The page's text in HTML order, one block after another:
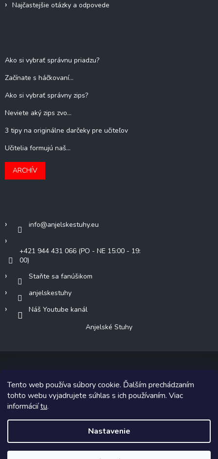
Tento web používa súbory cookie. Ďalším prechádzaním
tohto webu vyjadrujete súhlas s ich používaním. Viac
informáciítu.
Nastavenie
Najčastejšie otázky a odpovede
Ako si vybrať správnu priadzu?
Začínate s háčkovaní...
Ako si vybrať správny zips?
Neviete aký zips zvo...
3 tipy na originálne darčeky pre učiteľov
Učitelia formujú naš...
ARCHÍV
info@anjelskestuhy.eu
+421 944 431 066 (PO - NE 15:00 - 19:
00)
Staňte sa fanúšikom
anjelskestuhy
Náš Youtube kanál
Anjelské Stuhy
Copyright 2026Anjelské Stuhy. Všetky práva vyhradené.
Grafický návrh vytvoril a na Shoptet implementoval
Shoptetak.cz.